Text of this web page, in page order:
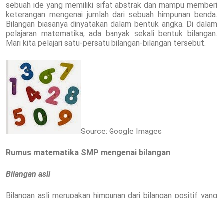
sebuah ide yang memiliki sifat abstrak dan mampu memberi
keterangan mengenai jumlah dari sebuah himpunan benda.
Bilangan biasanya dinyatakan dalam bentuk angka. Di dalam
pelajaran matematika, ada banyak sekali bentuk bilangan.
Mari kita pelajari satu-persatu bilangan-bilangan tersebut.
Source: Google Images
Rumus matematika SMP mengenai bilangan
Bilangan asli
Bilangan asli merupakan himpunan dari bilangan positif yang